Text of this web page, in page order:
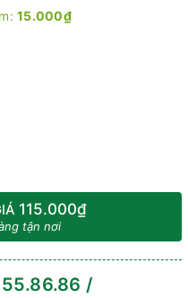
15.000₫
115.000₫
tận nơi
/